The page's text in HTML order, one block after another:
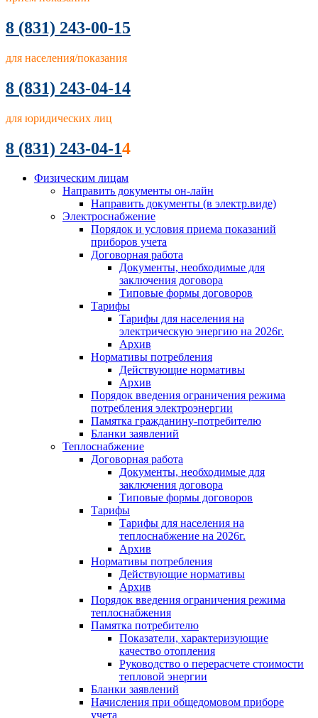
8 (831) 243-00-15
для населения/показания
8 (831) 243-04-14
для юридических лиц
8 (831) 243-04-14
Физическим лицам
Направить документы он-лайн
Направить документы (в электр.виде)
Электроснабжение
Порядок и условия приема показаний
приборов учета
Договорная работа
Документы, необходимые для
заключения договора
Типовые формы договоров
Тарифы
Тарифы для населения на
электрическую энергию на 2026г.
Архив
Нормативы потребления
Действующие нормативы
Архив
Порядок введения ограничения режима
потребления электроэнергии
Памятка гражданину-потребителю
Бланки заявлений
Теплоснабжение
Договорная работа
Документы, необходимые для
заключения договора
Типовые формы договоров
Тарифы
Тарифы для населения на
теплоснабжение на 2026г.
Архив
Нормативы потребления
Действующие нормативы
Архив
Порядок введения ограничения режима
теплоснабжения
Памятка потребителю
Показатели, характеризующие
качество отопления
Руководство о перерасчете стоимости
тепловой энергии
Бланки заявлений
Начисления при общедомовом приборе
учета